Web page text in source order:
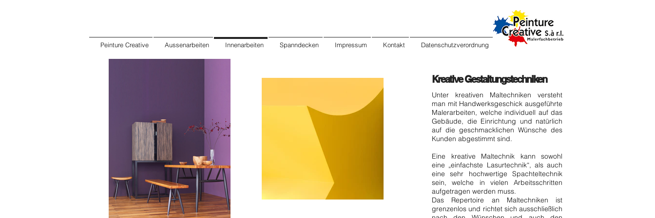
Peinture Creative Aussenarbeiten Innenarbeiten Spanndecken Impressum Kontakt Datenschutzverordnung
Kreative Gestaltungstechniken
Unter kreativen Maltechniken versteht
man mit Handwerksgeschick ausgeführte
Malerarbeiten, welche individuell auf das
Gebäude, die Einrichtung und natürlich
auf die geschmacklichen Wünsche des
Kunden abgestimmt sind.
Eine kreative Maltechnik kann sowohl
eine „einfachste Lasurtechnik“, als auch
eine sehr hochwertige Spachteltechnik
sein, welche in vielen Arbeitsschritten
aufgetragen werden muss.
Das Repertoire an Maltechniken ist
grenzenlos und richtet sich ausschließlich